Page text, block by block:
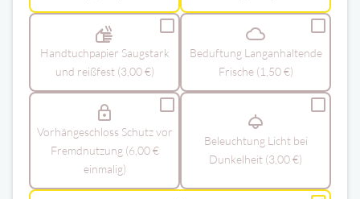
dry
Handtuchpapier Saugstark
und reißfest (3,00 €)
cloud
Beduftung Langanhaltende
Frische (1,50 €)
lock
Vorhängeschloss Schutz vor
Fremdnutzung (6,00 €
einmalig)
light
Beleuchtung Licht bei
Dunkelheit (3,00 €)